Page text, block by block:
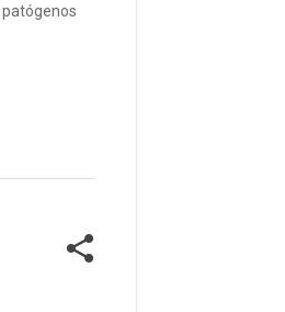
Es la
y eliminar